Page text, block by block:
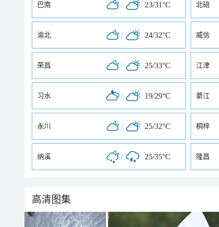
巴南 / 23/31°C 北碚
渝北 / 24/32°C 威信
荣昌 / 25/33°C 江津
习水 / 19/29°C 綦江
永川 / 25/32°C 桐梓
纳溪 / 25/35°C 隆昌
高清图集